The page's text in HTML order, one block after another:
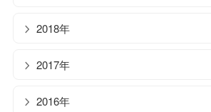
2018年
2017年
2016年